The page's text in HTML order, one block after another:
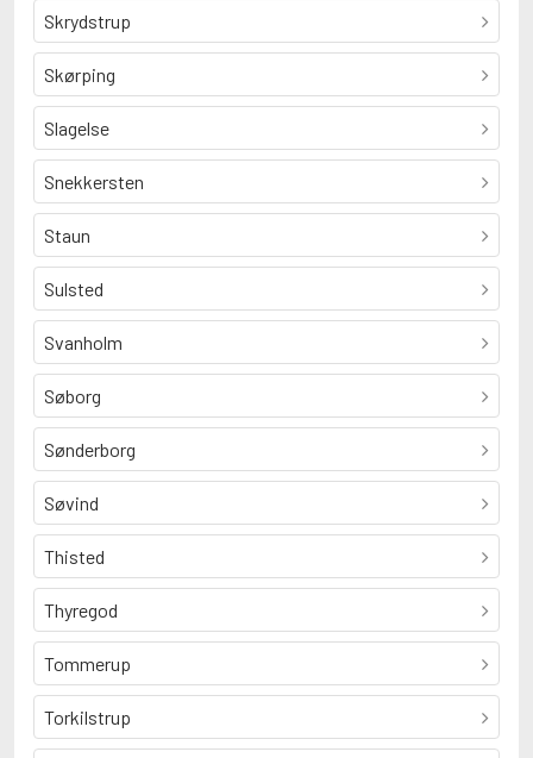
Skrydstrup
Skørping
Slagelse
Snekkersten
Staun
Sulsted
Svanholm
Søborg
Sønderborg
Søvind
Thisted
Thyregod
Tommerup
Torkilstrup